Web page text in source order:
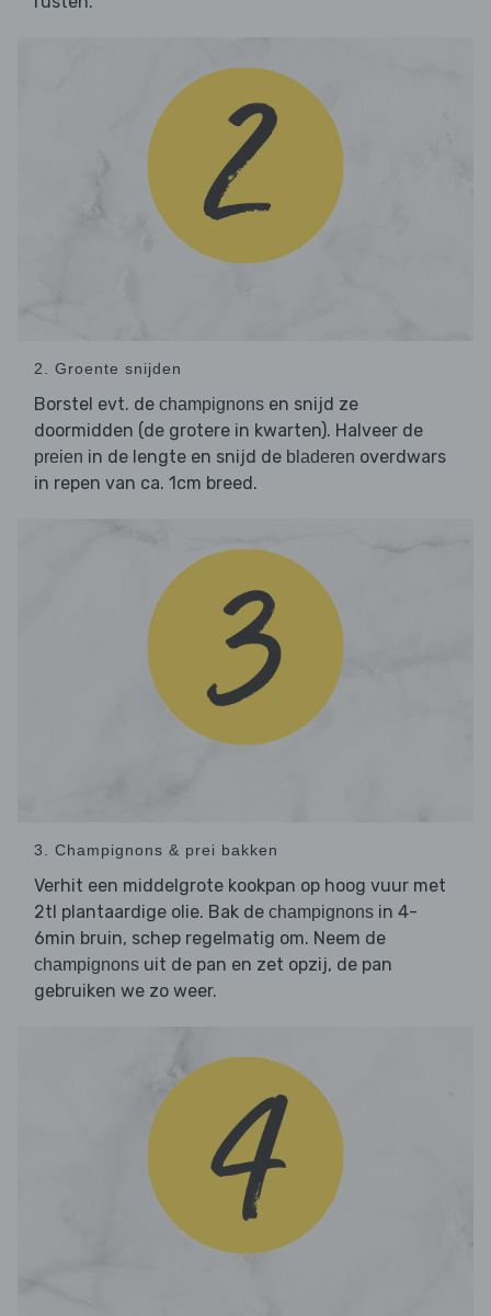
2. Groente snijden
Borstel evt. de champignons en snijd ze
doormidden (de grotere in kwarten). Halveer de
preien in de lengte en snijd de bladeren overdwars
in repen van ca. 1cm breed.
3. Champignons & prei bakken
Verhit een middelgrote kookpan op hoog vuur met
2tl plantaardige olie. Bak de champignons in 4-
6min bruin, schep regelmatig om. Neem de
champignons uit de pan en zet opzij, de pan
gebruiken we zo weer.